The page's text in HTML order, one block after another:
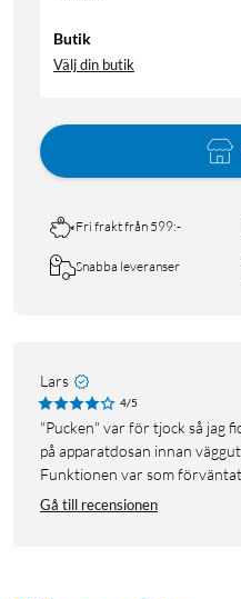
Butik
Välj din butik
Fri frakt från 599:-
Snabba leveranser
Lars
4/5
"Pucken" var för tjock så jag fick montera en förhöjningsram
på apparatdosan innan
Funktionen var som
Gå till recensionen